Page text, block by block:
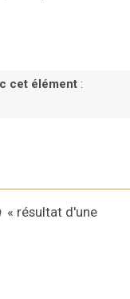
cet élément :
« résultat d'une